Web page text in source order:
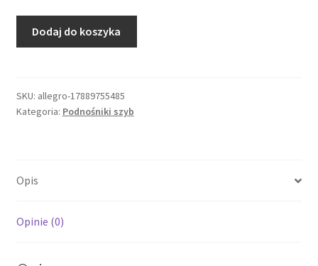
9830160180
PRZOD
LEWY
Dodaj do koszyka
SKU: allegro-17889755485
Kategoria: Podnośniki szyb
Opis
Opinie (0)